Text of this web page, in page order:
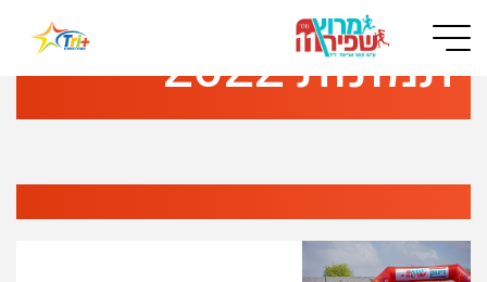
Button used only for devices with a small screen
תמונות 2022